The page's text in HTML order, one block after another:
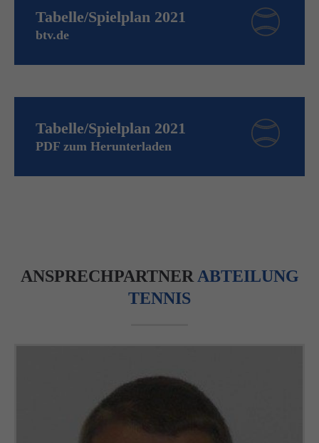
Tabelle/Spielplan 2021
btv.de
Tabelle/Spielplan 2021
PDF zum Herunterladen
ANSPRECHPARTNERABTEILUNG
TENNIS